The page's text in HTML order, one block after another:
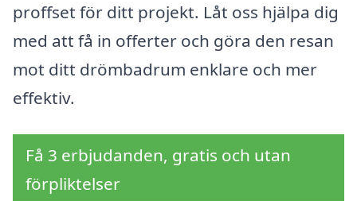
proffset för ditt projekt. Låt oss hjälpa dig
med att få in offerter och göra den resan
mot ditt drömbadrum enklare och mer
effektiv.
Få 3 erbjudanden, gratis och utan
förpliktelser